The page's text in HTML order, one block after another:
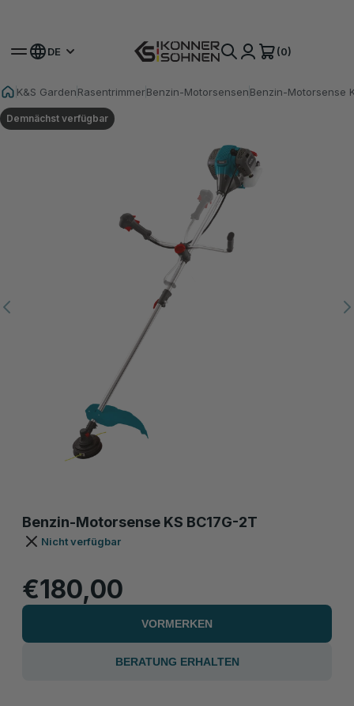
DE (0)
K&S GardenRasentrimmerBenzin-MotorsensenBenzin-Motorsense
Demnächst verfügbar
Benzin-Motorsense KS BC17G-2T
Nicht verfügbar
€180,00
VORMERKEN
BERATUNG ERHALTEN